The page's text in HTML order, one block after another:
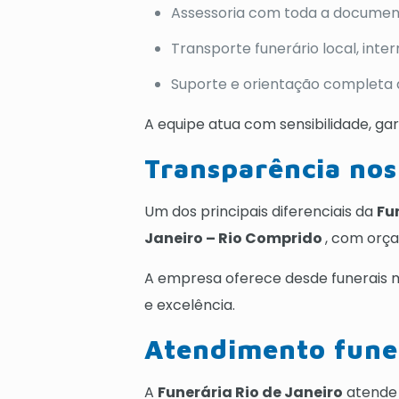
Assessoria com toda a
Transporte funerário local,
Suporte e orientação completa
A equipe atua com sensibilidade,
Transparência
Um dos principais diferenciais da
Janeiro – Rio Comprido, com
A empresa oferece desde funerais
e excelência.
Atendimento
A Funerária Rio de Janeiro atende